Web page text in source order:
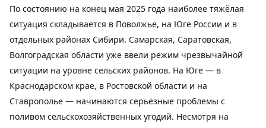
По состоянию на конец мая 2025 года наиболее тяжёлая
ситуация складывается в Поволжье, на Юге России и в
отдельных районах Сибири. Самарская, Саратовская,
Волгоградская области уже ввели режим чрезвычайной
ситуации на уровне сельских районов. На Юге — в
Краснодарском крае, в Ростовской области и на
Ставрополье — начинаются серьёзные проблемы с
поливом сельскохозяйственных угодий. Несмотря на